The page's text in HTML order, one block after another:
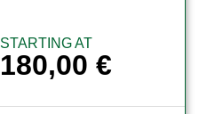
STARTING AT
180,00€